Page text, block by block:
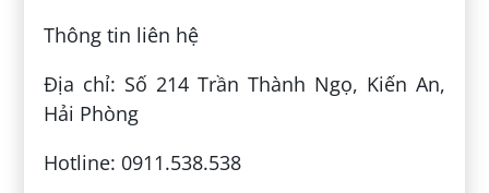
Thông tin liên hệ
Địa chỉ: Số 214 Trần Thành Ngọ, Kiến An,
Hải Phòng
Hotline: 0911.538.538